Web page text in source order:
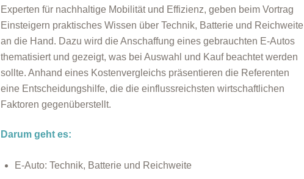
Experten für nachhaltige Mobilität und Effizienz, geben beim Vortrag
Einsteigern praktisches Wissen über Technik, Batterie und Reichweite
an die Hand. Dazu wird die Anschaffung eines gebrauchten E-Autos
thematisiert und gezeigt, was bei Auswahl und Kauf beachtet werden
sollte. Anhand eines Kostenvergleichs präsentieren die Referenten
eine Entscheidungshilfe, die die einflussreichsten wirtschaftlichen
Faktoren gegenüberstellt.
Darum geht es:
E-Auto: Technik, Batterie und Reichweite